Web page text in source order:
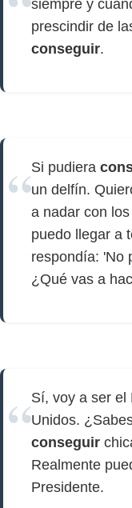
siempre y
prescindir de
conseguir.
Si pudiera
un delfín.
a nadar con
puedo llegar a
respondía: 'No
¿Qué vas a
Sí, voy a ser el
Unidos.
conseguir
Realmente
Presidente.